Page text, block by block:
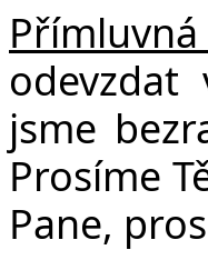
odevzdat
jsme
Prosíme
Pane,